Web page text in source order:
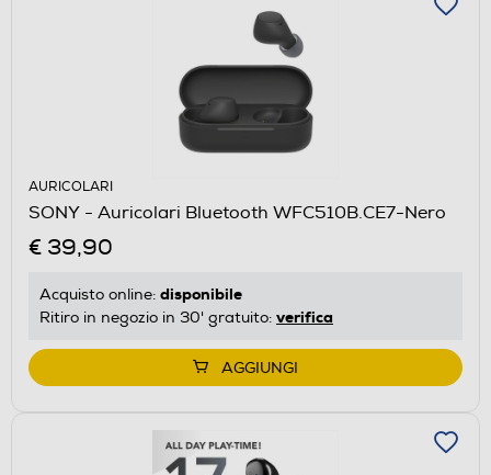
AURICOLARI
SONY - Auricolari Bluetooth WFC510B.CE7-Nero
€ 39,90
Acquisto online: disponibile
Ritiro in negozio in 30' gratuito: verifica
AGGIUNGI